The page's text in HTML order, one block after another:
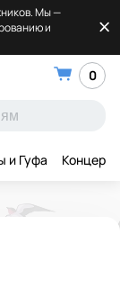
Мы —
и
0
и Гуфа Концерт